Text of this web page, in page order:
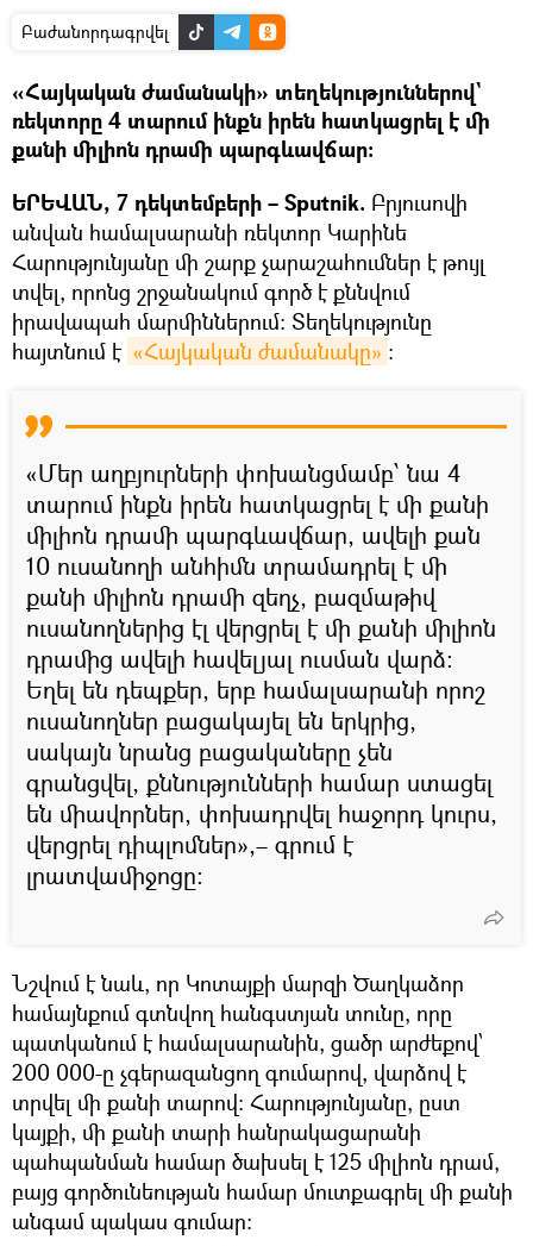
Բաժանորդագրվել
«Հայկական ժամանակի» տեղեկություններով`
ռեկտորը 4 տարում ինքն իրեն հատկացրել է մի
քանի միլիոն դրամի պարգևավճար։
ԵՐԵՎԱՆ, 7 դեկտեմբերի – Sputnik. Բրյուսովի
անվան համալսարանի ռեկտոր Կարինե
Հարությունյանը մի շարք չարաշահումներ է թույլ
տվել, որոնց շրջանակում գործ է քննվում
իրավապահ մարմիններում։ Տեղեկությունը
հայտնում է «Հայկական ժամանակը» ։
«Մեր աղբյուրների փոխանցմամբ՝ նա 4
տարում ինքն իրեն հատկացրել է մի քանի
միլիոն դրամի պարգևավճար, ավելի քան
10 ուսանողի անհիմն տրամադրել է մի
քանի միլիոն դրամի զեղչ, բազմաթիվ
ուսանողներից էլ վերցրել է մի քանի միլիոն
դրամից ավելի հավելյալ ուսման վարձ:
Եղել են դեպքեր, երբ համալսարանի որոշ
ուսանողներ բացակայել են երկրից,
սակայն նրանց բացակաները չեն
գրանցվել, քննությունների համար ստացել
են միավորներ, փոխադրվել հաջորդ կուրս,
վերցրել դիպլոմներ»,– գրում է
լրատվամիջոցը։
Նշվում է նաև, որ Կոտայքի մարզի Ծաղկաձոր
համայնքում գտնվող հանգստյան տունը, որը
պատկանում է համալսարանին, ցածր արժեքով՝
200 000-ը չգերազանցող գումարով, վարձով է
տրվել մի քանի տարով: Հարությունյանը, ըստ
կայքի, մի քանի տարի հանրակացարանի
պահպանման համար ծախսել է 125 միլիոն դրամ,
բայց գործունեության համար մուտքագրել մի քանի
անգամ պակաս գումար: